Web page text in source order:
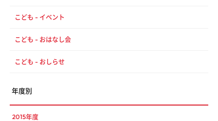
こども - イベント
こども - おはなし会
こども - おしらせ
年度別
2015年度